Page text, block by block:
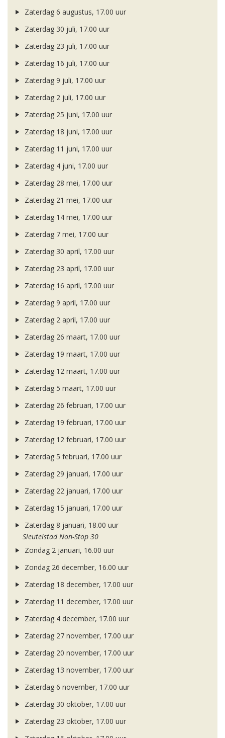
Zaterdag 6 augustus, 17.00 uur
Zaterdag 30 juli, 17.00 uur
Zaterdag 23 juli, 17.00 uur
Zaterdag 16 juli, 17.00 uur
Zaterdag 9 juli, 17.00 uur
Zaterdag 2 juli, 17.00 uur
Zaterdag 25 juni, 17.00 uur
Zaterdag 18 juni, 17.00 uur
Zaterdag 11 juni, 17.00 uur
Zaterdag 4 juni, 17.00 uur
Zaterdag 28 mei, 17.00 uur
Zaterdag 21 mei, 17.00 uur
Zaterdag 14 mei, 17.00 uur
Zaterdag 7 mei, 17.00 uur
Zaterdag 30 april, 17.00 uur
Zaterdag 23 april, 17.00 uur
Zaterdag 16 april, 17.00 uur
Zaterdag 9 april, 17.00 uur
Zaterdag 2 april, 17.00 uur
Zaterdag 26 maart, 17.00 uur
Zaterdag 19 maart, 17.00 uur
Zaterdag 12 maart, 17.00 uur
Zaterdag 5 maart, 17.00 uur
Zaterdag 26 februari, 17.00 uur
Zaterdag 19 februari, 17.00 uur
Zaterdag 12 februari, 17.00 uur
Zaterdag 5 februari, 17.00 uur
Zaterdag 29 januari, 17.00 uur
Zaterdag 22 januari, 17.00 uur
Zaterdag 15 januari, 17.00 uur
Zaterdag 8 januari, 18.00 uur
Sleutelstad Non-Stop 30
Zondag 2 januari, 16.00 uur
Zondag 26 december, 16.00 uur
Zaterdag 18 december, 17.00 uur
Zaterdag 11 december, 17.00 uur
Zaterdag 4 december, 17.00 uur
Zaterdag 27 november, 17.00 uur
Zaterdag 20 november, 17.00 uur
Zaterdag 13 november, 17.00 uur
Zaterdag 6 november, 17.00 uur
Zaterdag 30 oktober, 17.00 uur
Zaterdag 23 oktober, 17.00 uur